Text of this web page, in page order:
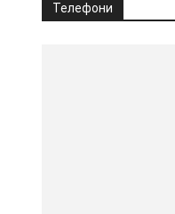
Телефони